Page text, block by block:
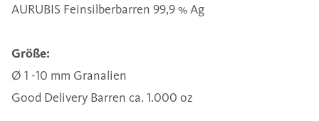
AURUBIS Feinsilberbarren 99,9 % Ag
Größe:
Ø 1 -10 mm Granalien
Good Delivery Barren ca. 1.000 oz